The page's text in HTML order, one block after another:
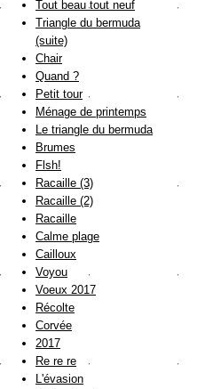
Tout beau tout neuf
Triangle du bermuda
(suite)
Chair
Quand ?
Petit tour
Ménage de printemps
Le triangle du bermuda
Brumes
Flsh!
Racaille (3)
Racaille (2)
Racaille
Calme plage
Cailloux
Voyou
Voeux 2017
Récolte
Corvée
2017
Re re re
L'évasion